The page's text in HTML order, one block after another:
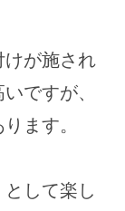
けが施され
ですが、
ます​。
して楽し